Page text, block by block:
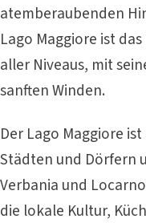
atemberaubenden
Lago Maggiore ist
aller Niveaus, mit
sanften Winden.
Der Lago Maggiore
Städten und Dörfern
Verbania und
die lokale Kultur,